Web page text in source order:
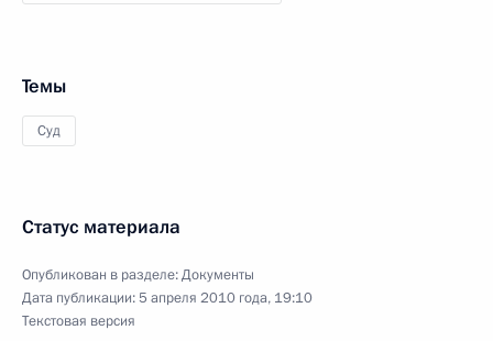
Темы
Суд
Статус материала
Опубликован в разделе:Документы
Дата публикации:5 апреля 2010 года, 19:10
Текстовая версия